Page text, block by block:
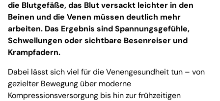
die Blutgefäße, das Blut versackt leichter in den
Beinen und die Venen müssen deutlich mehr
arbeiten. Das Ergebnis sind Spannungsgefühle,
Schwellungen oder sichtbare Besenreiser und
Krampfadern.
Dabei lässt sich viel für die Venengesundheit tun – von
gezielter Bewegung über moderne
Kompressionsversorgung bis hin zur frühzeitigen